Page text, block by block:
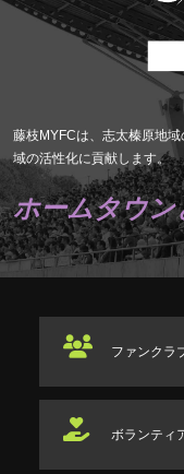
藤枝MYFCは、志太榛原地
域の活性化に貢献します。
ホームタウン
ファンクラ
ボランティ